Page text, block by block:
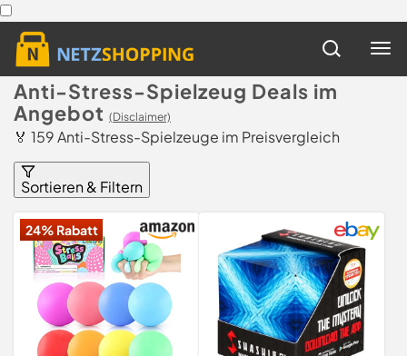
Anti-Stress-Spielzeug Deals im
Angebot (Disclaimer)
🏅 159 Anti-Stress-Spielzeuge im Preisvergleich
Sortieren & Filtern
24% Rabatt